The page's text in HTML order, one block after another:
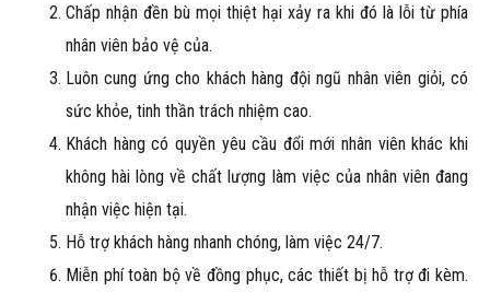
Chấp nhận đền bù mọi thiệt hại xảy ra khi đó là lỗi từ phía
nhân viên bảo vệ của.
Luôn cung ứng cho khách hàng đội ngũ nhân viên giỏi, có
sức khỏe, tinh thần trách nhiệm cao.
Khách hàng có quyền yêu cầu đổi mới nhân viên khác khi
không hài lòng về chất lượng làm việc của nhân viên đang
nhận việc hiện tại.
Hỗ trợ khách hàng nhanh chóng, làm việc 24/7.
Miễn phí toàn bộ về đồng phục, các thiết bị hỗ trợ đi kèm.